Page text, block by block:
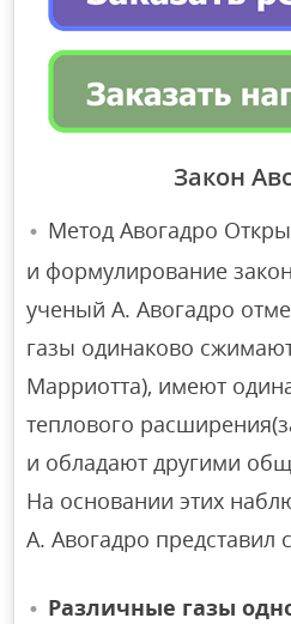
Закон
Метод Авогадро
и формулирование
ученый А. Авогадро
газы одинаково
Марриотта), имеют
теплового
и обладают другими
На основании этих
А. Авогадро представил
Различные газы